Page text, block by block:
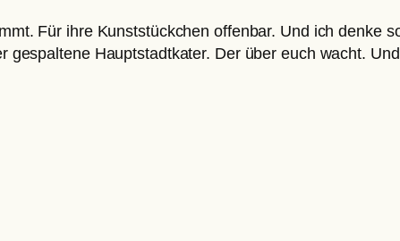
Für ihre Kunststückchen offenbar. Und ich denke
Hauptstadtkater. Der über euch wacht.